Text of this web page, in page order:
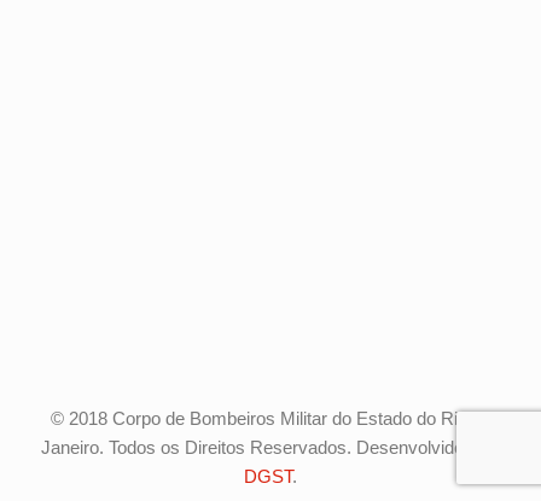
© 2018 Corpo de Bombeiros Militar do Estado do Rio de
Janeiro. Todos os Direitos Reservados. Desenvolvido pela
DGST.